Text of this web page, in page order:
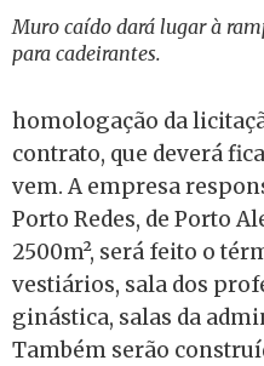
Muro caído dará lugar à
para cadeirantes.
homologação da
contrato, que deverá
vem. A empresa
Porto Redes, de Porto
2500m², será feito o
vestiários, sala dos
ginástica, salas da
Também serão